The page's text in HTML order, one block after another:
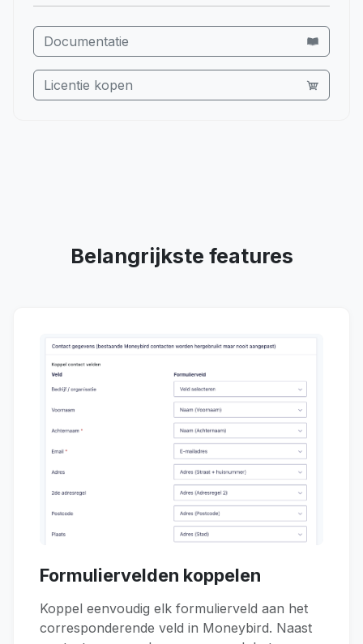
Documentatie
Licentie kopen
Belangrijkste features
Formuliervelden koppelen
Koppel eenvoudig elk formulierveld aan het
corresponderende veld in Moneybird. Naast